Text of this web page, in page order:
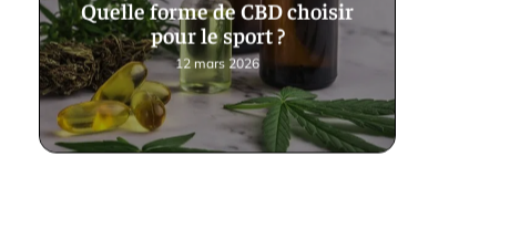
Quelle forme de CBD choisir
pour le sport ?
12 mars 2026